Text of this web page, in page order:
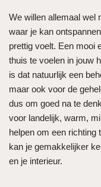
We willen allemaal wel
waar je kan
prettig voelt. Een mooi
thuis te voelen in jouw
is dat natuurlijk een
maar ook voor de
dus om goed na te
voor landelijk, warm,
helpen om een richting
kan je gemakkelijker
en je interieur.